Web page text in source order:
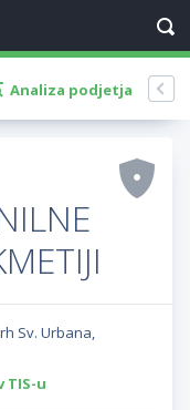
Analiza podjetja
Sv. Urbana,
TIS-u